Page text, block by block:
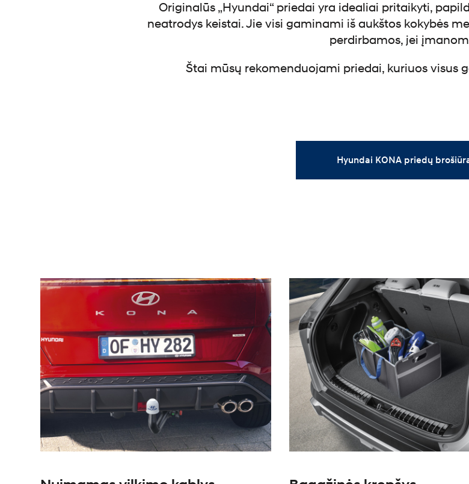
Originalūs „Hyundai“ priedai yra idealiai pritaikyti,
neatrodys keistai. Jie visi gaminami iš aukštos kokybės
perdirbamos, jei
Štai mūsų rekomenduojami priedai, kuriuos visus
Hyundai KONA priedų